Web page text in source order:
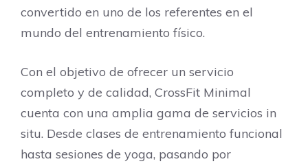
convertido en uno de los referentes en el
mundo del entrenamiento físico.
Con el objetivo de ofrecer un servicio
completo y de calidad, CrossFit Minimal
cuenta con una amplia gama de servicios in
situ. Desde clases de entrenamiento funcional
hasta sesiones de yoga, pasando por